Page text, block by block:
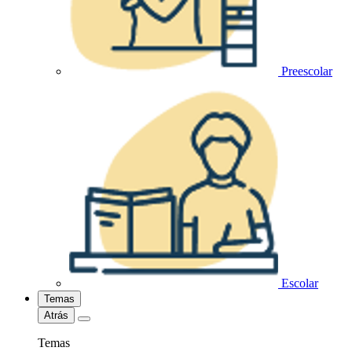
Preescolar
Escolar
Temas
Atrás
Temas